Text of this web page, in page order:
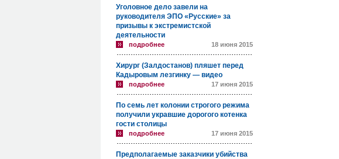
Уголовное дело завели на
руководителя ЭПО «Русские» за
призывы к экстремистской
деятельности
подробнее 18 июня 2015
Хирург (Залдостанов) пляшет перед
Кадыровым лезгинку — видео
подробнее 17 июня 2015
По семь лет колонии строгого режима
получили укравшие дорогого котенка
гости столицы
подробнее 17 июня 2015
Предполагаемые заказчики убийства